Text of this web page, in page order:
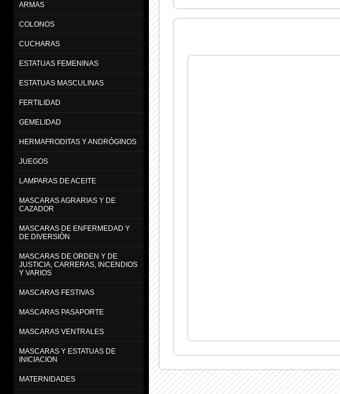
ARMAS
COLONOS
CUCHARAS
ESTATUAS FEMENINAS
ESTATUAS MASCULINAS
FERTILIDAD
GEMELIDAD
HERMAFRODITAS Y ANDRÓGINOS
JUEGOS
LAMPARAS DE ACEITE
MASCARAS AGRARIAS Y DE
CAZADOR
MASCARAS DE ENFERMEDAD Y
DE DIVERSIÒN
MASCARAS DE ORDEN Y DE
JUSTICIA, CARRERAS, INCENDIOS
Y VARIOS
MASCARAS FESTIVAS
MASCARAS PASAPORTE
MASCARAS VENTRALES
MASCARAS Y ESTATUAS DE
INICIACION
MATERNIDADES